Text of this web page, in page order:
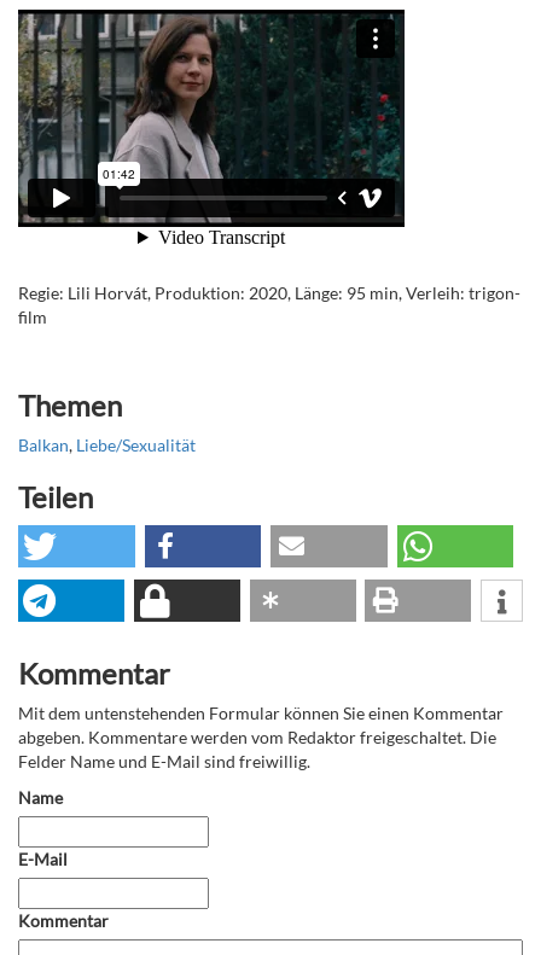
Regie: Lili Horvát, Produktion: 2020, Länge: 95 min, Verleih: trigon-
film
Themen
Balkan, Liebe/Sexualität
Teilen
Kommentar
Mit dem untenstehenden Formular können Sie einen Kommentar
abgeben. Kommentare werden vom Redaktor freigeschaltet. Die
Felder Name und E-Mail sind freiwillig.
Name
E-Mail
Kommentar